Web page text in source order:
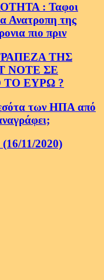
: Ταφοι
Ανατροπη της
πιο πριν
ΤΗΣ
NOTE ΣΕ
ΕΥΡΩ ?
των ΗΠΑ από
11/2020)